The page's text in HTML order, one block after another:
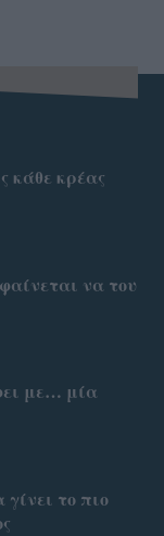
κάθε κρέας
να του
με… μία
το πιο